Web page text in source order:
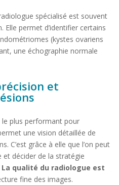
spécialisé est souvent
Elle permet d’identifier certains
(kystes ovariens
une échographie normale
et
le plus performant pour
une vision détaillée de
C’est grâce à elle que l’on peut
et décider de la stratégie
La qualité du radiologue est
fine des images.